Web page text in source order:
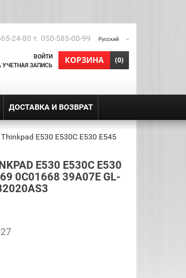
Русский
24-80 т. 050-585-00-99
КОРЗИНА
shopping_cart (0)
ВОЙТИ
УЧЕТНАЯ ЗАПИСЬ
ДОСТАВКА И ВОЗВРАТ
E530 E530C E530 E545
E530 E530C E530
0C01668 39A07E GL-